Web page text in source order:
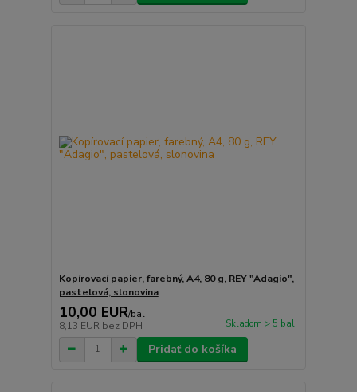
Kopírovací papier, farebný, A4, 80 g, REY "Adagio",
pastelová, slonovina
10,00 EUR/bal
8,13 EUR bez DPH Skladom > 5 bal
Pridať do košíka